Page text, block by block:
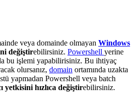
veya domainde olmayan Windows
değiştirebilirsiniz. Powershell yerine
bu işlemi yapabilirisiniz. Bu ihtiyaç
olursanız, domain ortamında uzakta
yapmadan Powershell veya batch
yetkisini hızlıca değiştirebilirsiniz.